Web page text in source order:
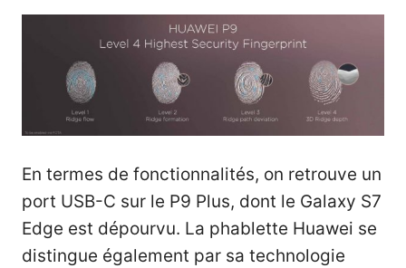
En termes de fonctionnalités, on retrouve un
port USB-C sur le P9 Plus, dont le Galaxy S7
Edge est dépourvu. La phablette Huawei se
distingue également par sa technologie